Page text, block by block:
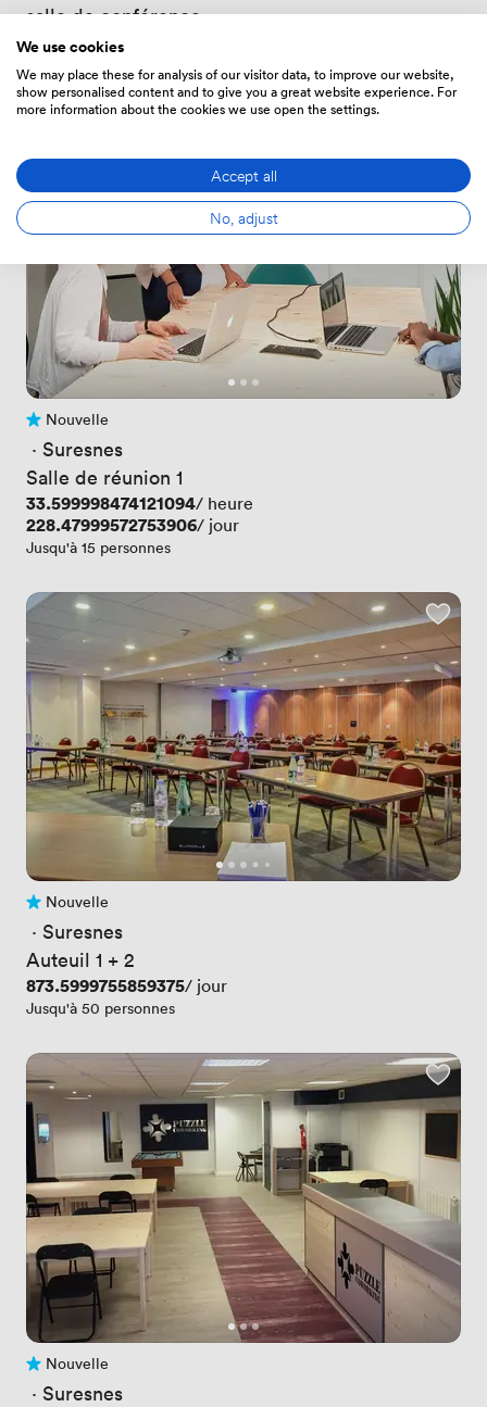
salle de conférence
Prix
927.3599853515625
Pas encore d'avis
Nouvelle
· Suresnes
Salle de réunion 1
Prix
33.599998474121094/ heure
Prix
228.47999572753906/ jour
Jusqu'à 15 personnes
Pas encore d'avis
Nouvelle
· Suresnes
Auteuil 1 + 2
Prix
873.5999755859375/ jour
Jusqu'à 50 personnes
Pas encore d'avis
Nouvelle
· Suresnes
We use cookies
We may place these for analysis of our visitor data, to improve our website,
show personalised content and to give you a great website experience. For
more information about the cookies we use open the settings.
Accept all
No, adjust